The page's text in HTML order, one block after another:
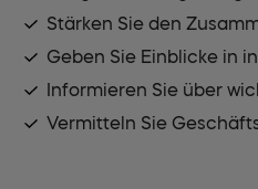
Stärken Sie den
Geben Sie Einblicke in
Informieren Sie über
Vermitteln Sie